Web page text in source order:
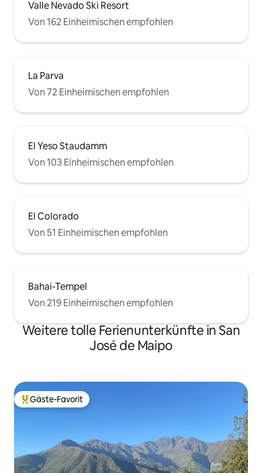
Valle Nevado Ski Resort
Von 162 Einheimischen empfohlen
La Parva
Von 72 Einheimischen empfohlen
El Yeso Staudamm
Von 103 Einheimischen empfohlen
El Colorado
Von 51 Einheimischen empfohlen
Bahai-Tempel
Von 219 Einheimischen empfohlen
Weitere tolle Ferienunterkünfte in San
José de Maipo
Beliebter Gäste-Favorit.
Gäste-Favorit